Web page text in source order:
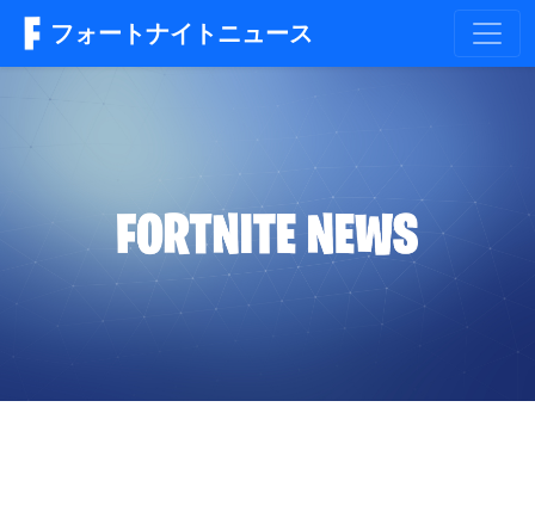
フォートナイトニュース